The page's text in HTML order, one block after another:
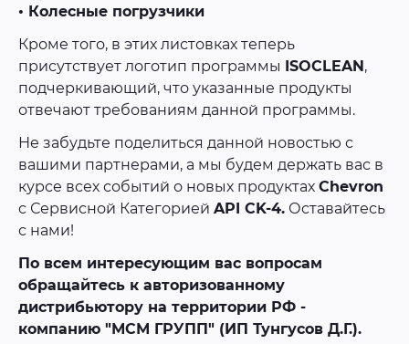
• Колесные погрузчики
Кроме того, в этих листовках теперь
присутствует логотип программы ISOCLEAN ,
подчеркивающий, что указанные продукты
отвечают требованиям данной программы.
Не забудьте поделиться данной новостью с
вашими партнерами, а мы будем держать вас в
курсе всех событий о новых продуктах Chevron
с Сервисной Категорией API CK-4. Оставайтесь
с нами!
По всем интересующим вас вопросам
обращайтесь к авторизованному
дистрибьютору на территории РФ -
компанию "МСМ ГРУПП" (ИП Тунгусов Д.Г.).